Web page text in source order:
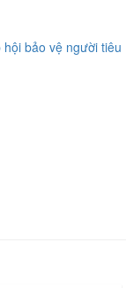
bảo vệ người tiêu